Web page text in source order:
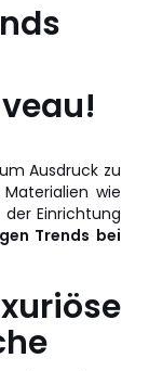
Ausdruck zu
wie
Einrichtung
Trends bei